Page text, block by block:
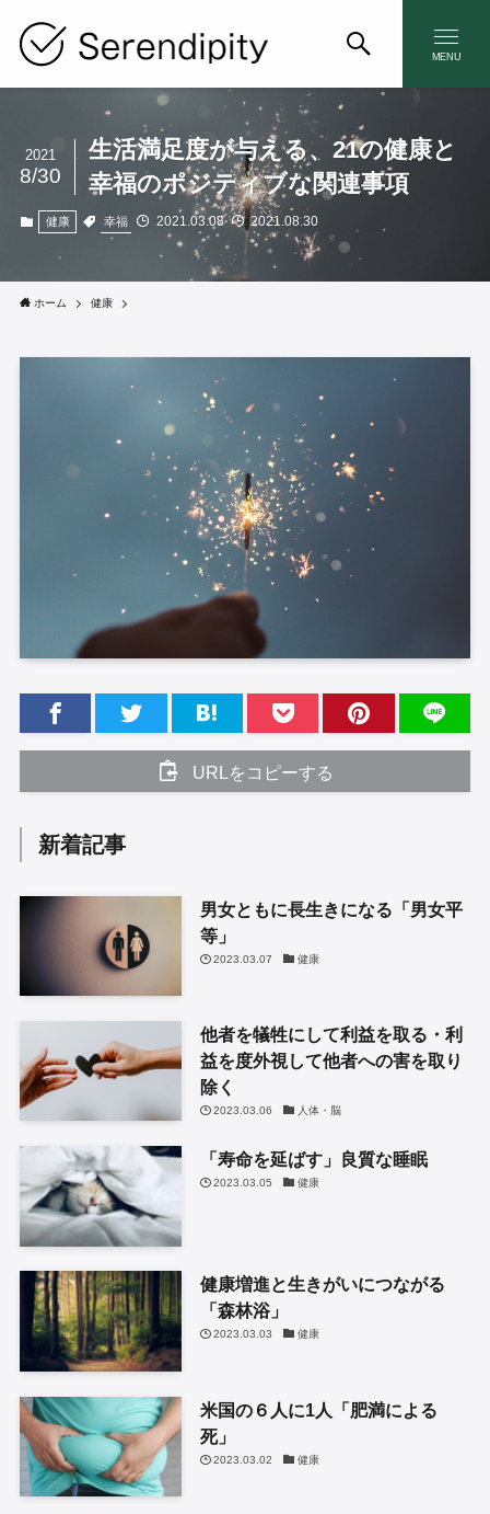
MENU
生活満足度が与える、21の健康と
幸福のポジティブな関連事項
2021
8/30
健康 幸福 2021.03.08 2021.08.30
ホーム 健康
URLをコピーする
新着記事
男女ともに長生きになる「男女平
等」
2023.03.07 健康
他者を犠牲にして利益を取る・利
益を度外視して他者への害を取り
除く
2023.03.06 人体・脳
「寿命を延ばす」良質な睡眠
2023.03.05 健康
健康増進と生きがいにつながる
「森林浴」
2023.03.03 健康
米国の６人に1人「肥満による
死」
2023.03.02 健康